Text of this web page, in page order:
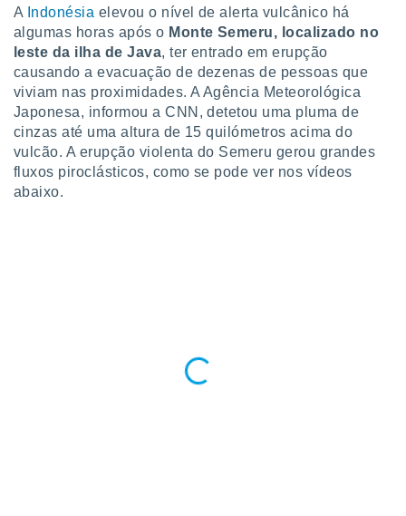
permite-
a nossa
de alta
botão
ao
ACEITAR
CONTINUAR
CONFIGURAÇÕES
A Indonésia elevou o nível de alerta vulcânico há
algumas horas após o Monte Semeru, localizado no
leste da ilha de Java, ter entrado em erupção
causando a evacuação de dezenas de pessoas que
viviam nas proximidades. A Agência Meteorológica
Japonesa, informou a CNN, detetou uma pluma de
cinzas até uma altura de 15 quilómetros acima do
vulcão. A erupção violenta do Semeru gerou grandes
fluxos piroclásticos, como se pode ver nos vídeos
abaixo.